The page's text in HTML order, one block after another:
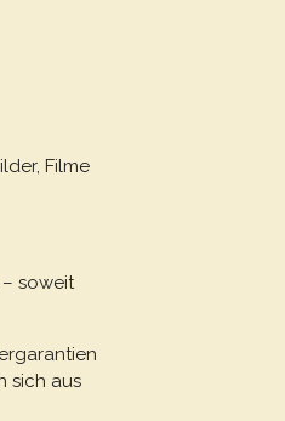
Filme
soweit
sich aus